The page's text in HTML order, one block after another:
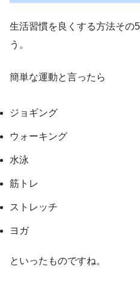
生活習慣を良くする方法その
う。
簡単な運動と言ったら
ジョギング
ウォーキング
水泳
筋トレ
ストレッチ
ヨガ
といったものですね。